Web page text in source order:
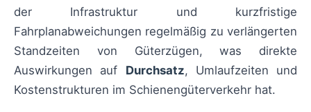
der Infrastruktur und kurzfristige
Fahrplanabweichungen regelmäßig zu verlängerten
Standzeiten von Güterzügen, was direkte
Auswirkungen auf Durchsatz, Umlaufzeiten und
Kostenstrukturen im Schienengüterverkehr hat.